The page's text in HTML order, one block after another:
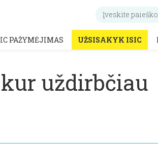
PAŽYMĖJIMAS UŽSISAKYK ISIC
uždirbčiau